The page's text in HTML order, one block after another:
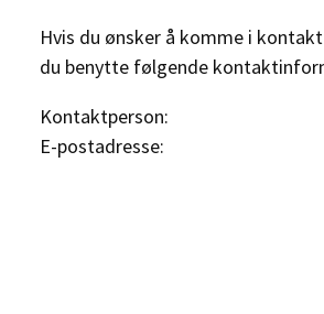
Hvis du ønsker å komme i
du benytte følgende
Kontaktperson:
E-postadresse: